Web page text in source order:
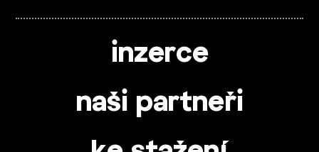
inzerce
naši partneři